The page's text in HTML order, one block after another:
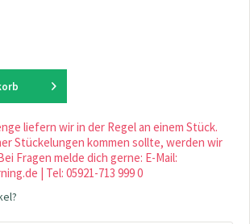
liefern wir in der Regel an einem Stück.
Stückelungen kommen sollte, werden wir
Fragen melde dich gerne: E-Mail:
| Tel: 05921-713 999 0